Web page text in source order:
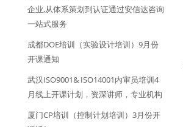
企业,从体系策划到认证通过安信达咨询
一站式服务
成都DOE培训（实验设计培训）9月份
开课通知
武汉ISO9001& ISO14001内审员培训4
月线上开课计划，资深讲师，专业机构
厦门CP培训（控制计划培训）3月份开